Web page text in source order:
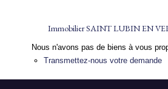
Immobilier SAINT LUBIN EN
Nous n'avons pas de biens à vous
Transmettez-nous votre demande